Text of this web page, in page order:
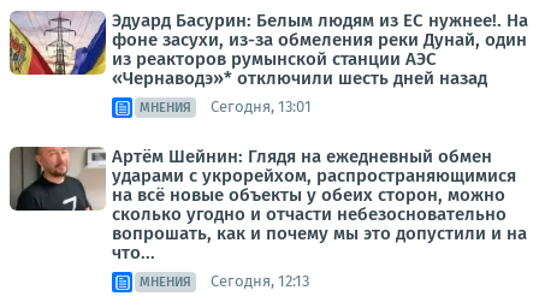
Эдуард Басурин: Белым людям из ЕС нужнее!. На
фоне засухи, из-за обмеления реки Дунай, один
из реакторов румынской станции АЭС
«Чернаводэ»* отключили шесть дней назад
МНЕНИЯ Сегодня, 13:01
Артём Шейнин: Глядя на ежедневный обмен
ударами с укрорейхом, распространяющимися
на всё новые объекты у обеих сторон, можно
сколько угодно и отчасти небезосновательно
вопрошать, как и почему мы это допустили и на
что...
МНЕНИЯ Сегодня, 12:13